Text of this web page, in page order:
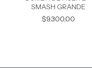
SMASH GRANDE
$9.300,00